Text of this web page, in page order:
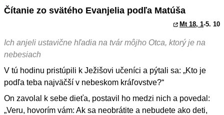
Čítanie zo svätého Evanjelia podľa Matúša
Mt 18, 1-5. 10
Ich anjeli ustavične hľadia na tvár môjho Otca, ktorý je na
nebesiach
V tú hodinu pristúpili k Ježišovi učeníci a pýtali sa: „Kto je
podľa teba najväčší v nebeskom kráľovstve?“
On zavolal k sebe dieťa, postavil ho medzi nich a povedal:
„Veru, hovorím vám: Ak sa neobrátite a nebudete ako deti,